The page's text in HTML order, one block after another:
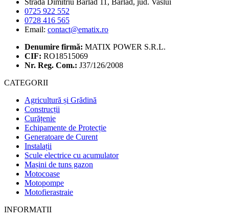
Strada Dimitriu Bârlad 11, Bârlad, jud. Vaslui
0725 922 552
0728 416 565
Email: contact@ematix.ro
Denumire firmă: MATIX POWER S.R.L.
CIF: RO18515069
Nr. Reg. Com.: J37/126/2008
CATEGORII
Agricultură și Grădină
Construcții
Curățenie
Echipamente de Protecție
Generatoare de Curent
Instalații
Scule electrice cu acumulator
Mașini de tuns gazon
Motocoase
Motopompe
Motofierastraie
INFORMATII